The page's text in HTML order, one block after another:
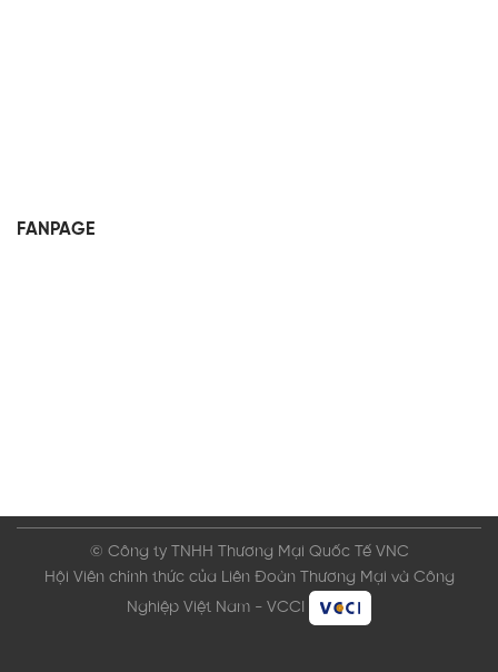
FANPAGE
© Công ty TNHH Thương Mại Quốc Tế VNC
Hội Viên chính thức của Liên Đoàn Thương Mại và Công
Nghiệp Việt Nam - VCCI